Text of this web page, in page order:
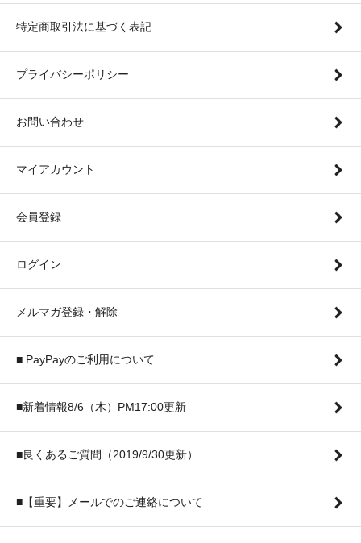
特定商取引法に基づく表記
プライバシーポリシー
お問い合わせ
マイアカウント
会員登録
ログイン
メルマガ登録・解除
■ PayPayのご利用について
■新着情報8/6（木）PM17:00更新
■良くあるご質問（2019/9/30更新）
■【重要】メールでのご連絡について